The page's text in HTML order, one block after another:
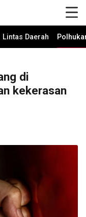
Lintas Daerah
di
kekerasan